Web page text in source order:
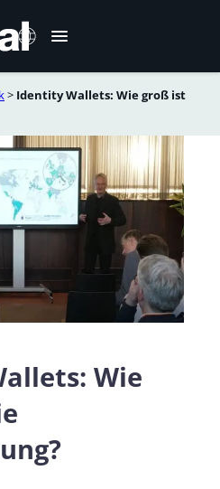
Italiano
Français
Español
Română
Português
> Identity Wallets: Wie groß ist
Wie